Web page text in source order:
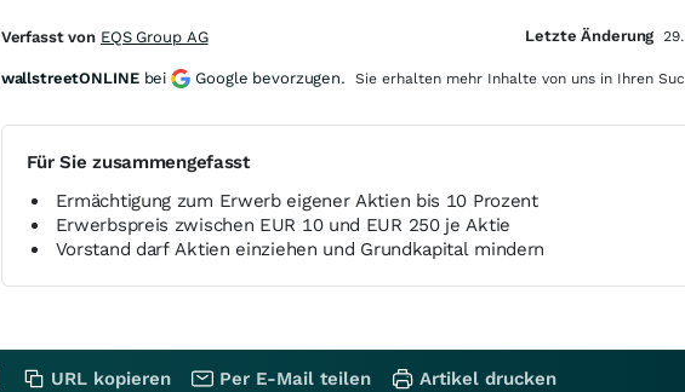
Für Sie zusammengefasst
Ermächtigung zum Erwerb eigener Aktien bis 10 Prozent
Erwerbspreis zwischen EUR 10 und EUR 250 je Aktie
Vorstand darf Aktien einziehen und Grundkapital mindern
Verfasst von EQS Group AG Letzte Änderung
wallstreetONLINE bei Google bevorzugen. Sie erhalten mehr Inhalte von uns in Ihren
URL kopieren Per E-Mail teilen Artikel drucken